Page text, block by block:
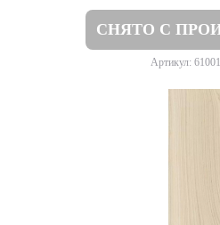
СНЯТО С
Артикул: